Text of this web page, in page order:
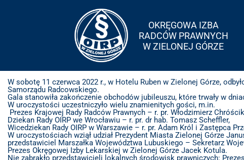
OKRĘGOWA IZBA
RADCÓW PRAWNYCH
W ZIELONEJ GÓRZE
W sobotę 11 czerwca 2022 r., w Hotelu Ruben w Zielonej Górze,
Samorządu Radcowskiego.
Gala stanowiła zakończenie obchodów jubileuszu, które trwały w
W uroczystości uczestniczyło wielu znamienitych gości, m.in.
Prezes Krajowej Rady Radców Prawnych – r. pr. Włodzimierz
Dziekan Rady OIRP we Wrocławiu – r. pr. dr hab. Tomasz Scheffler,
Wicedziekan Rady OIRP w Warszawie – r. pr. Adam Król i Zastępca
W uroczystościach wziął udział Prezydent Miasta Zielonej Górze
przedstawiciel Marszałka Województwa Lubuskiego – Sekretarz
Prezes Okręgowej Izby Lekarskiej w Zielonej Górze Jacek Kotula.
Nie zabrakło przedstawicieli lokalnych środowisk prawniczych: